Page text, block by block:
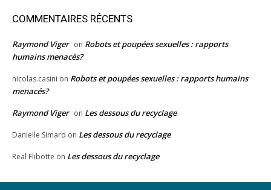
COMMENTAIRES RÉCENTS
Raymond Viger on Robots et poupées sexuelles : rapports
humains menacés?
nicolas.casini on Robots et poupées sexuelles : rapports humains
menacés?
Raymond Viger on Les dessous du recyclage
Danielle Simard on Les dessous du recyclage
Real Flibotte on Les dessous du recyclage